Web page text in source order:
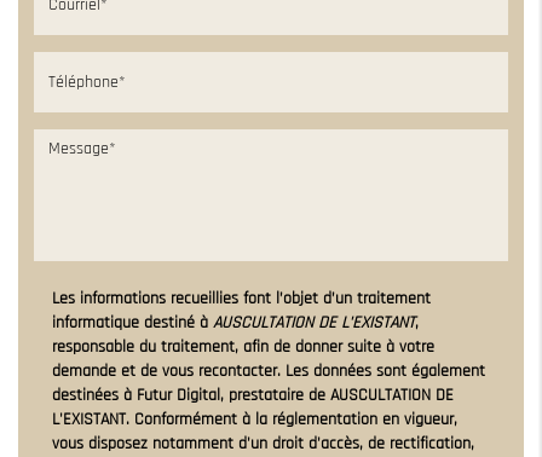
Les informations recueillies font l’objet d’un traitement
informatique destiné àAUSCULTATION DE L'EXISTANT,
responsable du traitement, afin de donner suite à votre
demande et de vous recontacter. Les données sont également
destinées à Futur Digital, prestataire de AUSCULTATION DE
L'EXISTANT. Conformément à la réglementation en vigueur,
vous disposez notamment d'un droit d'accès, de rectification,